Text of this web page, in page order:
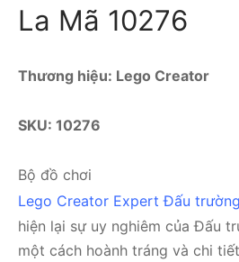
La Mã 10276
Thương hiệu: Lego Creator
SKU: 10276
Bộ đồ chơi
Lego Creator Expert Đấu
hiện lại sự uy nghiêm của Đấu
một cách hoành tráng và chi